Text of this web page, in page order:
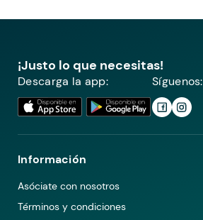
¡Justo lo que necesitas!
Descarga la app: Síguenos:
Información
Asóciate con nosotros
Términos y condiciones